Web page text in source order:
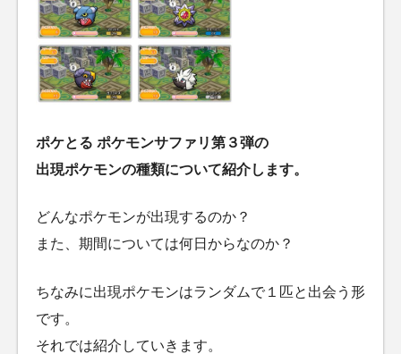
ポケとる ポケモンサファリ第３弾の
出現ポケモンの種類について紹介します。
どんなポケモンが出現するのか？
また、期間については何日からなのか？
ちなみに出現ポケモンはランダムで１匹と出会う形
です。
それでは紹介していきます。